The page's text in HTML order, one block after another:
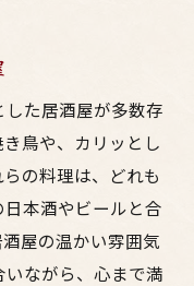
力た居酒屋が多数存
鳥や、カリッとし
の料理は、どれも
本酒やビールと合
屋の温かい雰囲気
ながら、心まで満